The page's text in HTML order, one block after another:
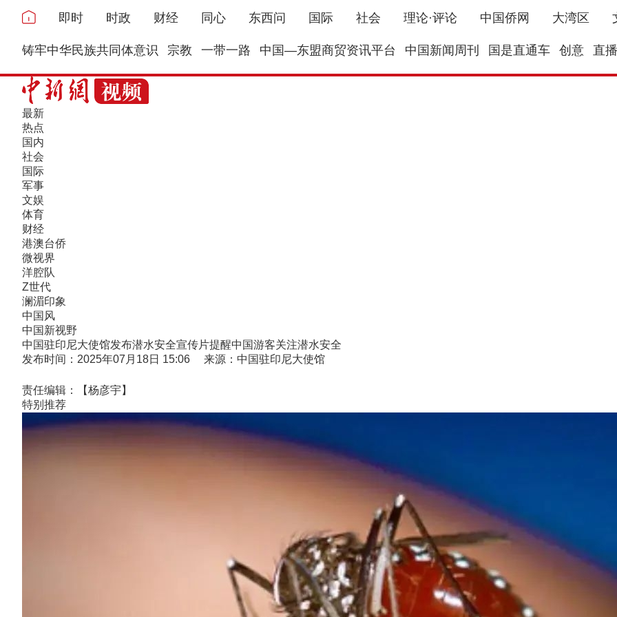
即时 时政 财经 同心 东西问 国际 社会 理论·评论 中国侨网 大湾区
铸牢中华民族共同体意识 宗教 一带一路 中国—东盟商贸资讯平台 中国新闻周刊 国是直通车 创意 直播
最新
热点
国内
社会
国际
军事
文娱
体育
财经
港澳台侨
微视界
洋腔队
Z世代
澜湄印象
中国风
中国新视野
中国驻印尼大使馆发布潜水安全宣传片提醒中国游客关注潜水安全
发布时间：2025年07月18日 15:06 来源：中国驻印尼大使馆
责任编辑：【杨彦宇】
特别推荐